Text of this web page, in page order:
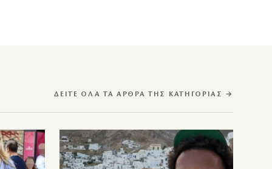
ΔΕΊΤΕ ΌΛΑ ΤΑ ΆΡΘΡΑ ΤΗΣ ΚΑΤΗΓΟΡΊΑΣ →